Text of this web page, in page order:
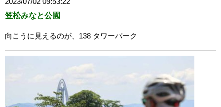
笠松みなと公園
向こうに見えるのが、138 タワーパーク